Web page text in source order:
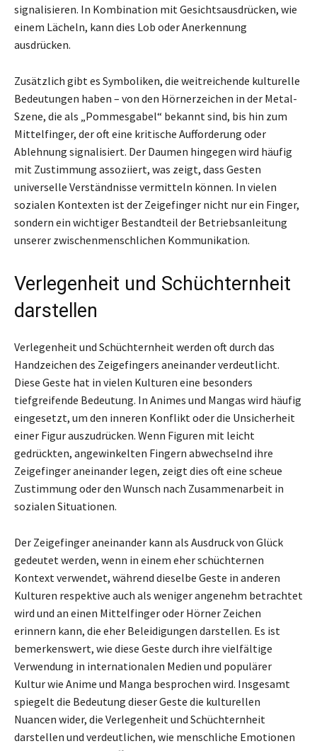
signalisieren. In Kombination mit Gesichtsausdrücken, wie
einem Lächeln, kann dies Lob oder Anerkennung
ausdrücken.
Zusätzlich gibt es Symboliken, die weitreichende kulturelle
Bedeutungen haben – von den Hörnerzeichen in der Metal-
Szene, die als „Pommesgabel“ bekannt sind, bis hin zum
Mittelfinger, der oft eine kritische Aufforderung oder
Ablehnung signalisiert. Der Daumen hingegen wird häufig
mit Zustimmung assoziiert, was zeigt, dass Gesten
universelle Verständnisse vermitteln können. In vielen
sozialen Kontexten ist der Zeigefinger nicht nur ein Finger,
sondern ein wichtiger Bestandteil der Betriebsanleitung
unserer zwischenmenschlichen Kommunikation.
Verlegenheit und Schüchternheit
darstellen
Verlegenheit und Schüchternheit werden oft durch das
Handzeichen des Zeigefingers aneinander verdeutlicht.
Diese Geste hat in vielen Kulturen eine besonders
tiefgreifende Bedeutung. In Animes und Mangas wird häufig
eingesetzt, um den inneren Konflikt oder die Unsicherheit
einer Figur auszudrücken. Wenn Figuren mit leicht
gedrückten, angewinkelten Fingern abwechselnd ihre
Zeigefinger aneinander legen, zeigt dies oft eine scheue
Zustimmung oder den Wunsch nach Zusammenarbeit in
sozialen Situationen.
Der Zeigefinger aneinander kann als Ausdruck von Glück
gedeutet werden, wenn in einem eher schüchternen
Kontext verwendet, während dieselbe Geste in anderen
Kulturen respektive auch als weniger angenehm betrachtet
wird und an einen Mittelfinger oder Hörner Zeichen
erinnern kann, die eher Beleidigungen darstellen. Es ist
bemerkenswert, wie diese Geste durch ihre vielfältige
Verwendung in internationalen Medien und populärer
Kultur wie Anime und Manga besprochen wird. Insgesamt
spiegelt die Bedeutung dieser Geste die kulturellen
Nuancen wider, die Verlegenheit und Schüchternheit
darstellen und verdeutlichen, wie menschliche Emotionen